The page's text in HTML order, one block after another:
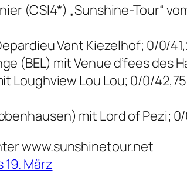
(CSI4*) „Sunshine-Tour“
Vant Kiezelhof; 0/0/
(BEL) mit Venue d’fees des
Loughview Lou Lou; 0/0/42,75
mit Lord of Pezi;
www.sunshinetour.net
19. März